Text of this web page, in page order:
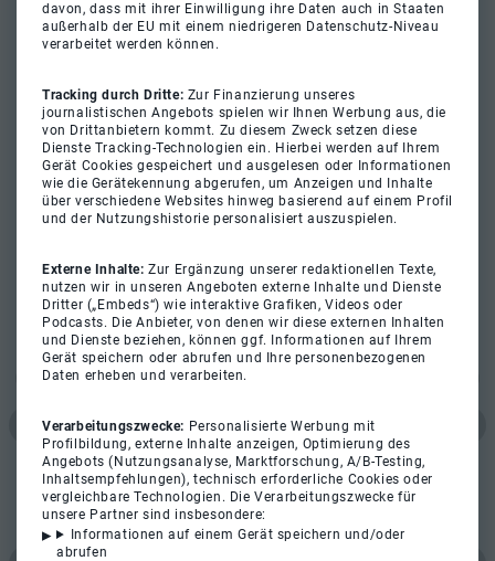
davon, dass mit ihrer Einwilligung ihre Daten auch in Staaten
außerhalb der EU mit einem niedrigeren Datenschutz-Niveau
verarbeitet werden können.
Tracking durch Dritte: Zur Finanzierung unseres
journalistischen Angebots spielen wir Ihnen Werbung aus, die
von Drittanbietern kommt. Zu diesem Zweck setzen diese
Dienste Tracking-Technologien ein. Hierbei werden auf Ihrem
Gerät Cookies gespeichert und ausgelesen oder Informationen
wie die Gerätekennung abgerufen, um Anzeigen und Inhalte
über verschiedene Websites hinweg basierend auf einem Profil
und der Nutzungshistorie personalisiert auszuspielen.
Externe Inhalte:Zur Ergänzung unserer redaktionellen Texte,
nutzen wir in unseren Angeboten externe Inhalte und Dienste
Dritter („Embeds“) wie interaktive Grafiken, Videos oder
Podcasts. Die Anbieter, von denen wir diese externen Inhalten
und Dienste beziehen, können ggf. Informationen auf Ihrem
Gerät speichern oder abrufen und Ihre personenbezogenen
Daten erheben und verarbeiten.
Verarbeitungszwecke: Personalisierte Werbung mit
Profilbildung, externe Inhalte anzeigen, Optimierung des
Angebots (Nutzungsanalyse, Marktforschung, A/B-Testing,
Inhaltsempfehlungen), technisch erforderliche Cookies oder
vergleichbare Technologien. Die Verarbeitungszwecke für
unsere Partner sind insbesondere:
Informationen auf einem Gerät speichern und/oder
abrufen